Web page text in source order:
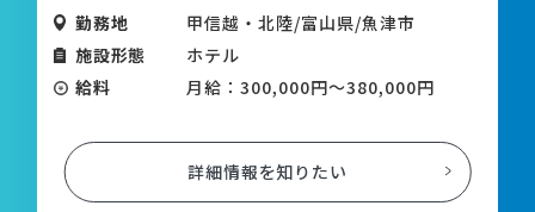
勤務地
甲信越・北陸/富山県/魚津市
施設形態
ホテル
給料
月給：300,000円～380,000円
詳細情報を知りたい